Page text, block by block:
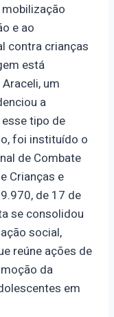
e ao
contra crianças
está
um
a
tipo de
foi instituído o
de Combate
Crianças e
de 17 de
se consolidou
social,
reúne ações de
da
em